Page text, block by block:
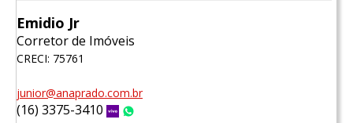
Emidio Jr
Corretor de Imóveis
CRECI: 75761
junior@anaprado.com.br
(16) 3375-3410 Vivo